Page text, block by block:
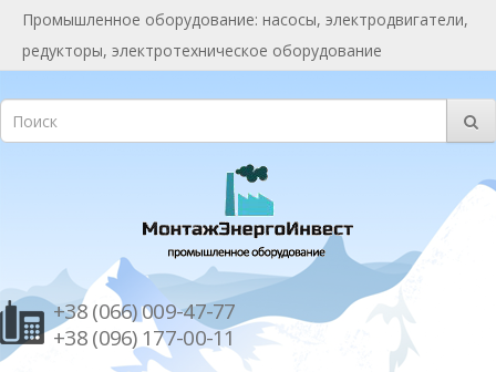
Промышленное оборудование: насосы, электродвигатели,
редукторы, электротехническое оборудование
+38 (066) 009-47-77
+38 (096) 177-00-11